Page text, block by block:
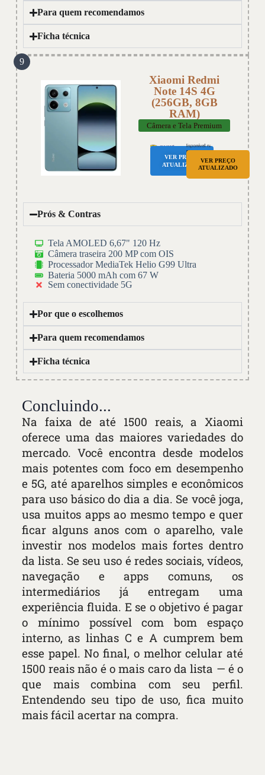
Para quem recomendamos
Ficha técnica
9
Xiaomi Redmi
Note 14S 4G
(256GB, 8GB
RAM)
Câmera e Tela Premium
VER PREÇO
ATUALIZADO
VER PREÇO
ATUALIZADO
Prós & Contras
Tela AMOLED 6,67" 120 Hz
Câmera traseira 200 MP com OIS
Processador MediaTek Helio G99 Ultra
Bateria 5000 mAh com 67 W
Sem conectividade 5G
Por que o escolhemos
Para quem recomendamos
Ficha técnica
Concluindo...
Na faixa de até 1500 reais, a Xiaomi
oferece uma das maiores variedades do
mercado. Você encontra desde modelos
mais potentes com foco em desempenho
e 5G, até aparelhos simples e econômicos
para uso básico do dia a dia. Se você joga,
usa muitos apps ao mesmo tempo e quer
ficar alguns anos com o aparelho, vale
investir nos modelos mais fortes dentro
da lista. Se seu uso é redes sociais, vídeos,
navegação e apps comuns, os
intermediários já entregam uma
experiência fluida. E se o objetivo é pagar
o mínimo possível com bom espaço
interno, as linhas C e A cumprem bem
esse papel. No final, o melhor celular até
1500 reais não é o mais caro da lista — é o
que mais combina com seu perfil.
Entendendo seu tipo de uso, fica muito
mais fácil acertar na compra.